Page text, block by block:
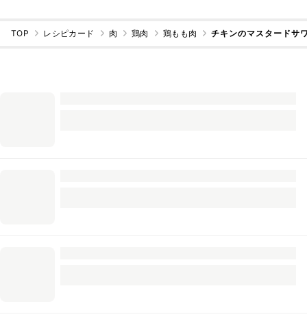
TOP レシピカード 肉 鶏肉 鶏もも肉 チキンのマスタードサ